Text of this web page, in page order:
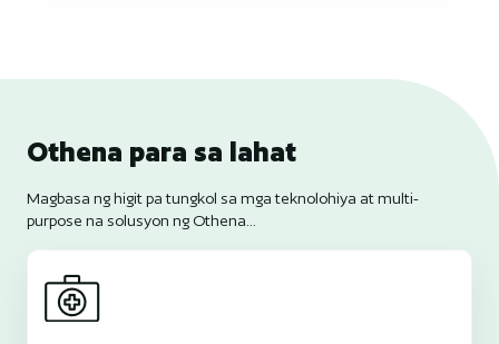
Othena para sa lahat
Magbasa ng higit pa tungkol sa mga teknolohiya at multi-
purpose na solusyon ng Othena...